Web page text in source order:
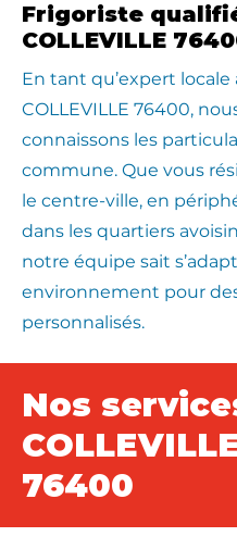
Frigoriste
COLLEVILLE
En tant qu’expert locale
COLLEVILLE 76400,
connaissons les
commune. Que vous
le centre-ville, en
dans les quartiers
notre équipe sait
environnement pour
personnalisés.
Nos
76400